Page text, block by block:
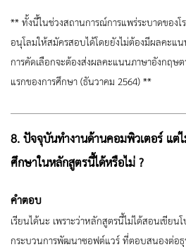
** ทั้งนี้ในช่วงสถานการณ์การแพร่ระบาดของ
อนุโลมให้สมัครสอบได้โดยยังไม่ต้องมีผลคะ
การคัดเลือกจะต้องส่งผลคะแนนภาษาอังกฤษ
แรกของการศึกษา (ธันวาคม 2564) **
8. ปัจจุบันทำงานด้านคอมพิวเตอร์ แต่
ศึกษาในหลักสูตรนี้ได้หรือไม่ ?
คำตอบ
เรียนได้นะ เพราะว่าหลักสูตรนี้ไม่ได้สอนเขีย
กระบวนการพัฒนาซอฟต์แวร์ ที่ตอบสนองต่อธุ